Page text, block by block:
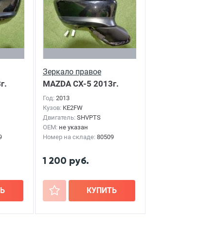
Зеркало правое
MAZDA CX-5 2013г.
Год: 2013
Кузов: KE2FW
Двигатель: SHVPTS
OEM: не указан
Номер на складе: 80509
1 200 руб.
+ КУПИТЬ